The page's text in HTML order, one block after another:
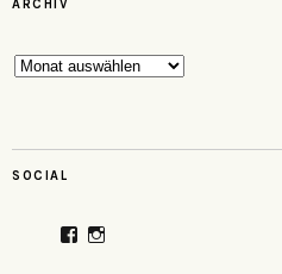
ARCHIV
Archiv
SOCIAL
ProfilProfil